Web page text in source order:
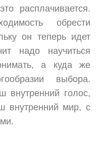
расплачивается.
обрести
он теперь идет
надо научиться
а куда же
выбора.
внутренний голос,
внутренний мир, с